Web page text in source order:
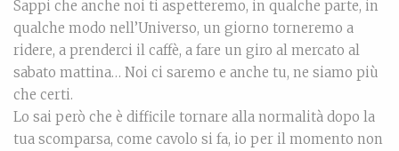
Sappi che anche noi ti aspetteremo, in qualche parte, in
qualche modo nell’Universo, un giorno torneremo a
ridere, a prenderci il caffè, a fare un giro al mercato al
sabato mattina… Noi ci saremo e anche tu, ne siamo più
che certi.
Lo sai però che è difficile tornare alla normalità dopo la
tua scomparsa, come cavolo si fa, io per il momento non